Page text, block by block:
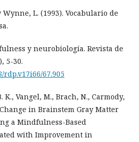
L. (1993). Vocabulario de
y neurobiología. Revista de
5-30.
rdp.v17i66/67.905
K., Vangel, M., Brach, N., Carmody,
Change in Brainstem Gray Matter
a Mindfulness-Based
with Improvement in